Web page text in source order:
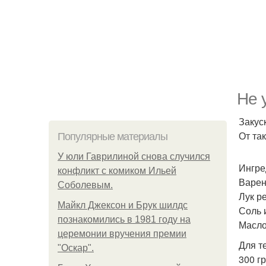
Не
Популярные материалы
У юли Гаврилиной снова случился
конфликт с комиком Ильей
Соболевым.
Майкл Джексон и Брук шилдс
познакомились в 1981 году на
церемонии вручения премии
"Оскар".
От
Лук
Соль
Для
300